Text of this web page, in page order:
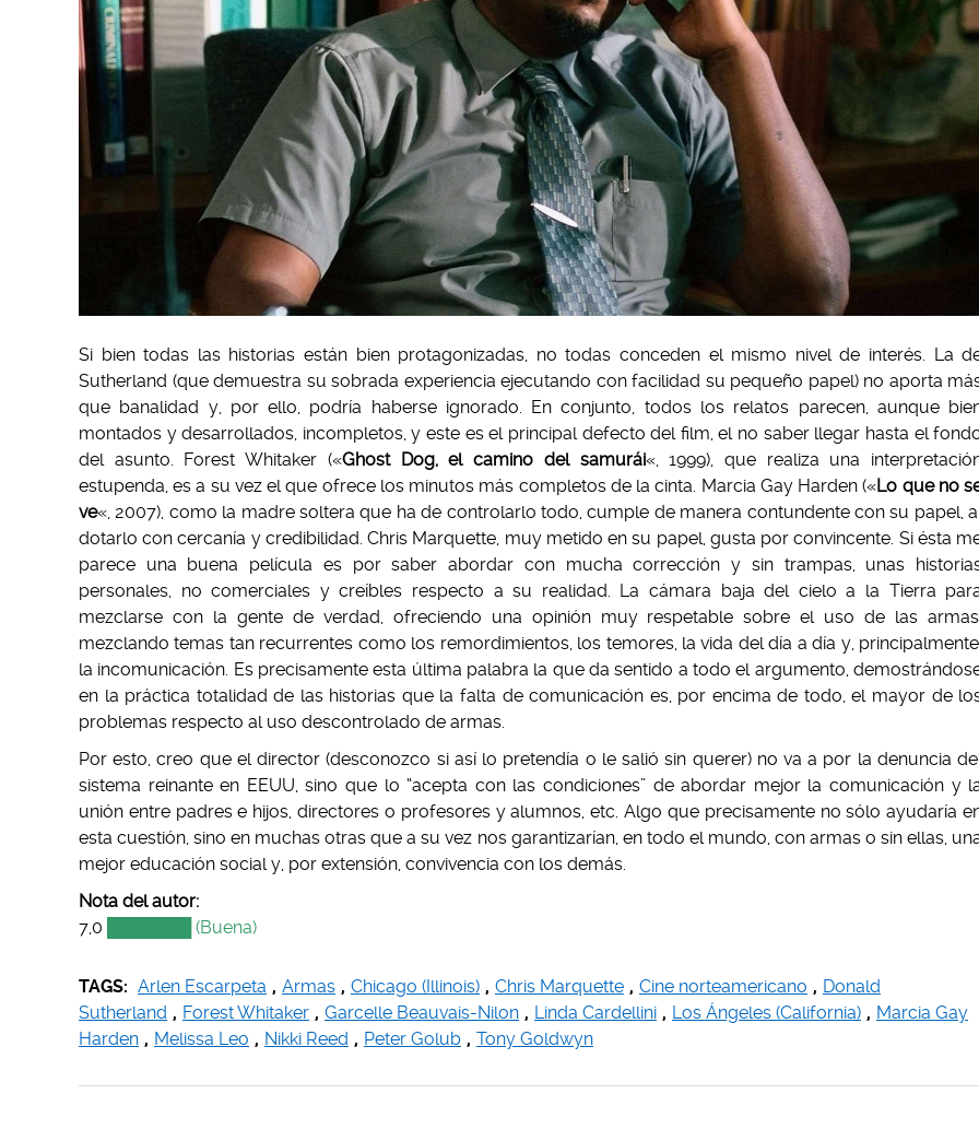
Si bien todas las historias están bien protagonizadas, no todas conceden el mismo nivel de interés. La
Sutherland (que demuestra su sobrada experiencia ejecutando con facilidad su pequeño papel) no aporta
que banalidad y, por ello, podría haberse ignorado. En conjunto, todos los relatos parecen, aunque
montados y desarrollados, incompletos, y este es el principal defecto del film, el no saber llegar hasta el
del asunto. Forest Whitaker («Ghost Dog, el camino del samurái«, 1999), que realiza una
estupenda, es a su vez el que ofrece los minutos más completos de la cinta. Marcia Gay Harden («Lo que no
ve«, 2007), como la madre soltera que ha de controlarlo todo, cumple de manera contundente con su papel,
dotarlo con cercanía y credibilidad. Chris Marquette, muy metido en su papel, gusta por convincente. Si ésta
parece una buena película es por saber abordar con mucha corrección y sin trampas, unas
personales, no comerciales y creíbles respecto a su realidad. La cámara baja del cielo a la Tierra
mezclarse con la gente de verdad, ofreciendo una opinión muy respetable sobre el uso de las armas,
mezclando temas tan recurrentes como los remordimientos, los temores, la vida del día a día y, principalmente,
la incomunicación. Es precisamente esta última palabra la que da sentido a todo el argumento,
en la práctica totalidad de las historias que la falta de comunicación es, por encima de todo, el mayor de
problemas respecto al uso descontrolado de armas.
Por esto, creo que el director (desconozco si así lo pretendía o le salió sin querer) no va a por la denuncia
sistema reinante en EEUU, sino que lo “acepta con las condiciones” de abordar mejor la comunicación y
unión entre padres e hijos, directores o profesores y alumnos, etc. Algo que precisamente no sólo ayudaría
esta cuestión, sino en muchas otras que a su vez nos garantizarían, en todo el mundo, con armas o sin ellas,
mejor educación social y, por extensión, convivencia con los demás.
Nota del autor:
7,0
███████ (Buena)
TAGS: Arlen Escarpeta , Armas , Chicago (Illinois) , Chris Marquette , Cine norteamericano , Donald
Sutherland , Forest Whitaker , Garcelle Beauvais-Nilon , Linda Cardellini , Los Ángeles (California) , Marcia Gay
Harden , Melissa Leo , Nikki Reed , Peter Golub , Tony Goldwyn